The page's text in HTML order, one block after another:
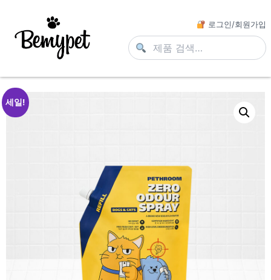
로그인/회원가입
세일!